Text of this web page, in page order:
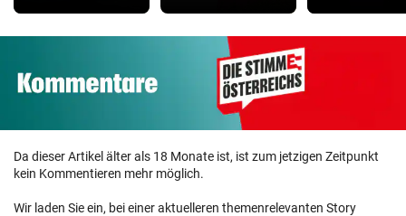
Da dieser Artikel älter als 18 Monate ist, ist zum jetzigen Zeitpunkt
kein Kommentieren mehr möglich.
Wir laden Sie ein, bei einer aktuelleren themenrelevanten Story